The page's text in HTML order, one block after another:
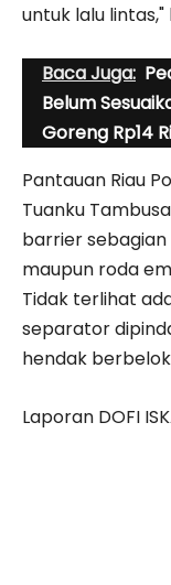
untuk lalu
Baca Juga:
Belum
Goreng Rp14
Pantauan Riau
Tuanku
barrier
maupun roda
Tidak terlihat
separator
hendak
Laporan DOFI